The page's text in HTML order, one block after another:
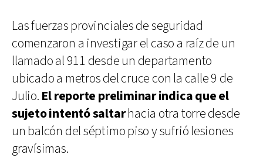
Las fuerzas provinciales de seguridad
comenzaron a investigar el caso a raíz de un
llamado al 911 desde un departamento
ubicado a metros del cruce con la calle 9 de
Julio. El reporte preliminar indica que el
sujeto intentó saltarhacia otra torre desde
un balcón del séptimo piso y sufrió lesiones
gravísimas.